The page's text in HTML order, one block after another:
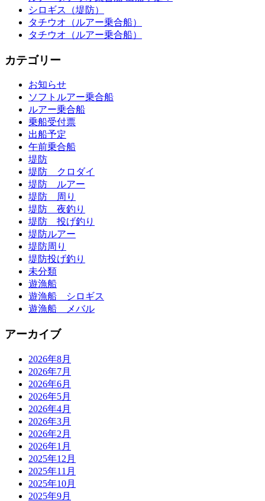
シロギス（堤防）
タチウオ（ルアー乗合船）
タチウオ（ルアー乗合船）
カテゴリー
お知らせ
ソフトルアー乗合船
ルアー乗合船
乗船受付票
出船予定
午前乗合船
堤防
堤防 クロダイ
堤防 ルアー
堤防 周り
堤防 夜釣り
堤防 投げ釣り
堤防ルアー
堤防周り
堤防投げ釣り
未分類
遊漁船
遊漁船 シロギス
遊漁船 メバル
アーカイブ
2026年8月
2026年7月
2026年6月
2026年5月
2026年4月
2026年3月
2026年2月
2026年1月
2025年12月
2025年11月
2025年10月
2025年9月